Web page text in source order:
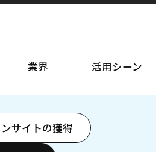
業界 活用シーン
サイトの獲得